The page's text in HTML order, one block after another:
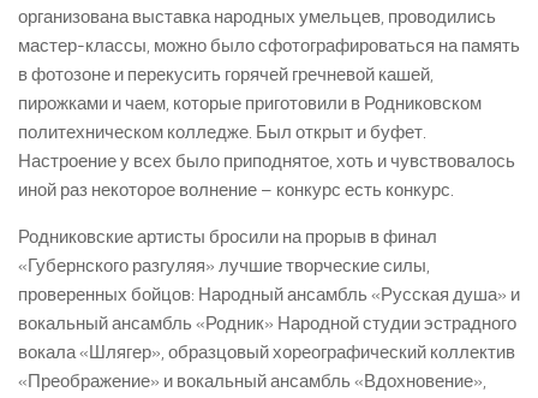
организована выставка народных умельцев, проводились
мастер-­классы, можно было сфотографироваться на память
в фотозоне и перекусить горячей гречневой кашей,
пирожками и чаем, которые приготовили в Родниковском
политехническом колледже. Был открыт и буфет.
Настроение у всех было приподнятое, хоть и чувствовалось
иной раз некоторое волнение – конкурс есть конкурс.
Родниковские артисты бросили на прорыв в финал
«Губернского разгуляя» лучшие творческие силы,
проверенных бойцов: Народный ансамбль «Русская душа» и
вокальный ансамбль «Родник» Народной студии эстрадного
вокала «Шлягер», образцовый хореографический коллектив
«Преображение» и вокальный ансамбль «Вдохновение»,